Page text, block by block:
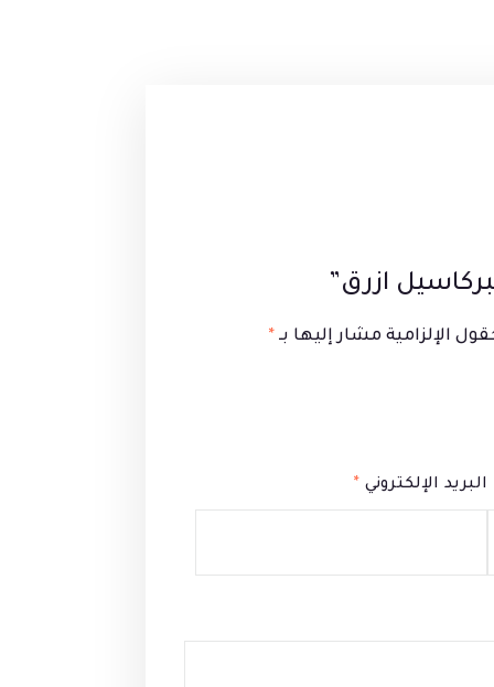
ازرق”
الإلزامية مشار إليها بـ *
البريد الإلكتروني *